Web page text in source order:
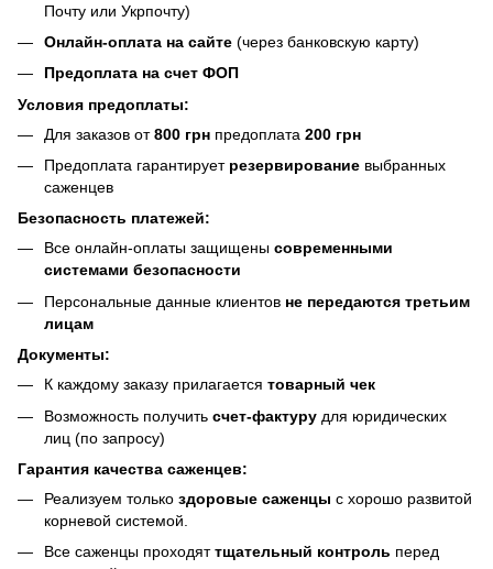
Почту или Укрпочту)
Онлайн-оплата на сайте (через банковскую карту)
Предоплата на счет ФОП
Условия предоплаты:
Для заказов от800 грн предоплата 200 грн
Предоплата гарантирует резервирование выбранных
саженцев
Безопасность платежей:
Все онлайн-оплаты защищены современными
системами безопасности
Персональные данные клиентов не передаются третьим
лицам
Документы:
К каждому заказу прилагается товарный чек
Возможность получить счет-фактуру для юридических
лиц (по запросу)
Гарантия качества саженцев:
Реализуем только здоровые саженцы с хорошо развитой
корневой системой.
Все саженцы проходяттщательный контроль перед